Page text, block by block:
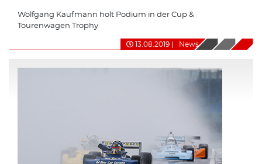
Wolfgang Kaufmann holt Podium in der Cup &
Tourenwagen Trophy
13.08.2019 News